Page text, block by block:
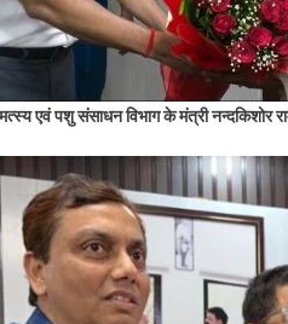
एवं पशु संसाधन विभाग के मंत्री नन्दकिशोर